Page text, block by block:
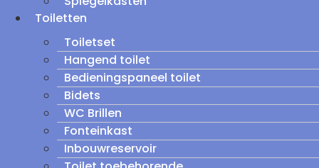
Toiletten
Toiletset
Hangend toilet
Bedieningspaneel toilet
Bidets
WC Brillen
Fonteinkast
Inbouwreservoir